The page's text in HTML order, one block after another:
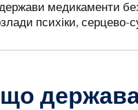
медикаменти
психіки,